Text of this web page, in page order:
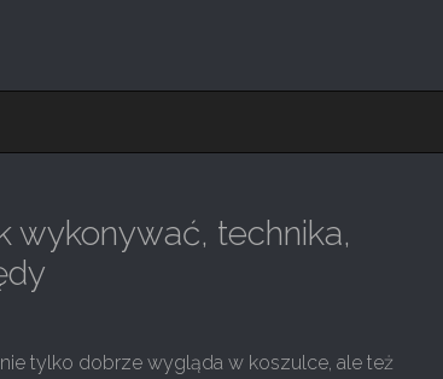
wykonywać, technika,
tylko dobrze wygląda w koszulce, ale też